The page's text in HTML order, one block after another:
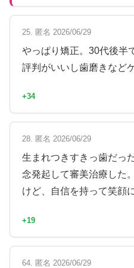
25. 匿名 2026/06/29
やっぱり矯正。30代後半
評判がいいし歯磨きなど
+34
28. 匿名 2026/06/29
生まれつきすきっ歯だっ
念発起して審美治療した
けど、自信を持って笑顔
+19
64. 匿名 2026/06/29